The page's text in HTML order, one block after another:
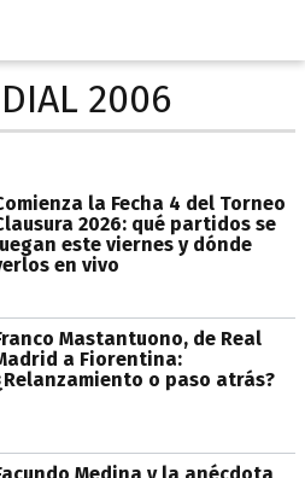
2006
la Fecha 4 del Torneo
2026: qué partidos se
este viernes y dónde
en vivo
Mastantuono, de Real
a Fiorentina:
o paso atrás?
Medina y la anécdota